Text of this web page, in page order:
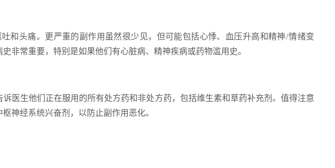
和头痛。更严重的副作用虽然很少见，但可能包括心悸、血压升高和精神/情绪变
非常重要，特别是如果他们有心脏病、精神疾病或药物滥用史。
医生他们正在服用的所有处方药和非处方药，包括维生素和草药补充剂。值得注意
神经系统兴奋剂，以防止副作用恶化。